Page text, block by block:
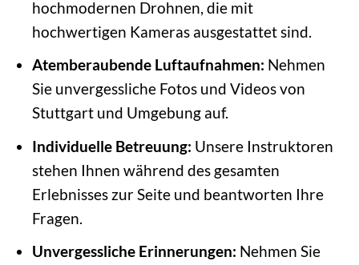
hochmodernen Drohnen, die mit
hochwertigen Kameras ausgestattet sind.
Atemberaubende Luftaufnahmen: Nehmen
Sie unvergessliche Fotos und Videos von
Stuttgart und Umgebung auf.
Individuelle Betreuung: Unsere Instruktoren
stehen Ihnen während des gesamten
Erlebnisses zur Seite und beantworten Ihre
Fragen.
Unvergessliche Erinnerungen: Nehmen Sie